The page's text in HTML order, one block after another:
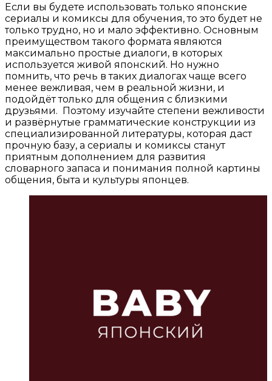
Если вы будете использовать только японские
сериалы и комиксы для обучения, то это будет не
только трудно, но и мало эффективно. Основным
преимуществом такого формата являются
максимально простые диалоги, в которых
используется живой японский. Но нужно
помнить, что речь в таких диалогах чаще всего
менее вежливая, чем в реальной жизни, и
подойдёт только для общения с близкими
друзьями. Поэтому изучайте степени вежливости
и развёрнутые грамматические конструкции из
специализированной литературы, которая даст
прочную базу, а сериалы и комиксы станут
приятным дополнением для развития
словарного запаса и понимания полной картины
общения, быта и культуры японцев.